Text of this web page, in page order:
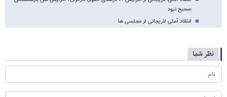
صحیح نبود
انتقاد آملی لاریجانی از مجلسی ها
نظر شما